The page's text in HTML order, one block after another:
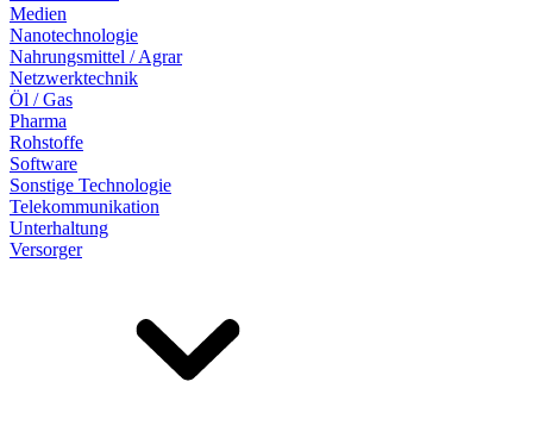
Medien
Nanotechnologie
Nahrungsmittel / Agrar
Netzwerktechnik
Öl / Gas
Pharma
Rohstoffe
Software
Sonstige Technologie
Telekommunikation
Unterhaltung
Versorger